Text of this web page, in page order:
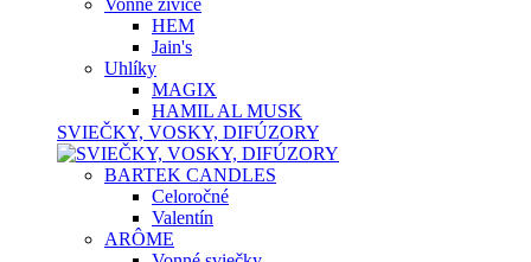
Vonné živice
HEM
Jain's
Uhlíky
MAGIX
HAMIL AL MUSK
SVIEČKY, VOSKY, DIFÚZORY
BARTEK CANDLES
Celoročné
Valentín
ARÔME